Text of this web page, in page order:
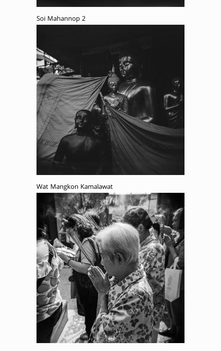
Soi Mahannop 2
Wat Mangkon Kamalawat